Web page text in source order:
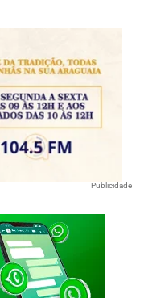
Publicidade